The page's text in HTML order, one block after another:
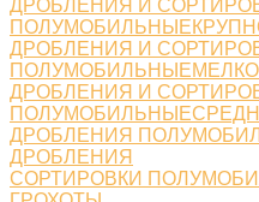
ДРОБЛЕНИЯ И
ДРОБЛЕНИЯ И
ДРОБЛЕНИЯ И
ДРОБЛЕНИЯ
ДРОБЛЕНИЯ
СОРТИРОВКИ